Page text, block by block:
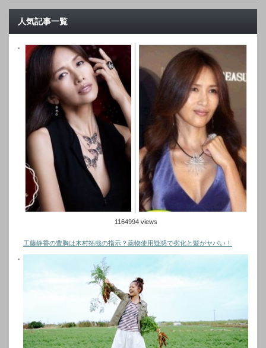
人気記事一覧
1164994 views
工藤静香の豊胸は木村拓哉の指示？薬物使用疑惑で劣化と髪がヤバい！